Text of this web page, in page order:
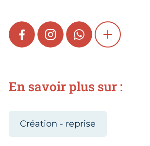
FACEBOOKINSTAGRAMWHATSAPPSHOW MORE
En savoir plus sur :
Création - reprise